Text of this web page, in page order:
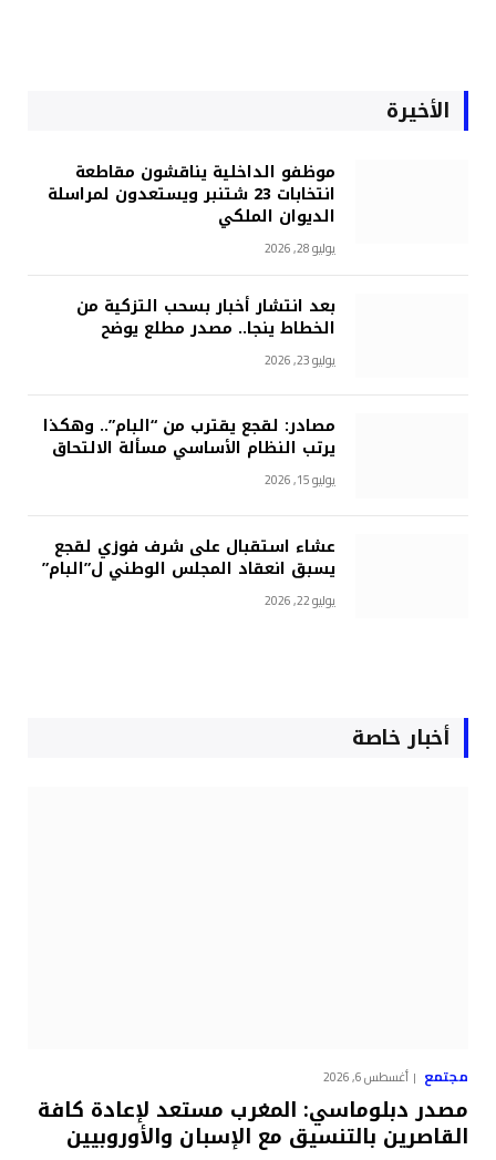
الأخيرة
موظفو الداخلية يناقشون مقاطعة
انتخابات 23 شتنبر ويستعدون لمراسلة
الديوان الملكي
يوليو 28, 2026
بعد انتشار أخبار بسحب التزكية من
الخطاط ينجا.. مصدر مطلع يوضح
يوليو 23, 2026
مصادر: لقجع يقترب من “البام”.. وهكذا
يرتب النظام الأساسي مسألة الالتحاق
يوليو 15, 2026
عشاء استقبال على شرف فوزي لقجع
يسبق انعقاد المجلس الوطني ل”البام”
يوليو 22, 2026
أخبار خاصة
مجتمع أغسطس 6, 2026
مصدر دبلوماسي: المغرب مستعد لإعادة كافة
القاصرين بالتنسيق مع الإسبان والأوروبيين